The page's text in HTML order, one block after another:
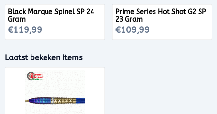
Black Marque Spinel SP 24
Gram
Prijs: 119,99
€119,99
Prime Series Hot Shot G2 SP
23 Gram
Prijs: 109,99
€109,99
Laatst bekeken items